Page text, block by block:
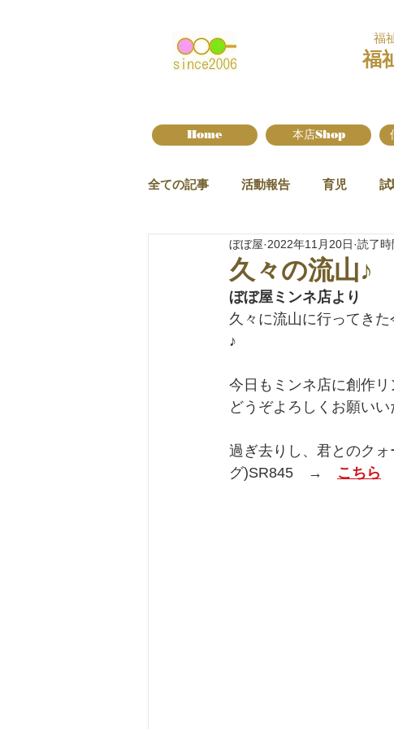
福
福
Home 本店Shop
全ての記事 活動報告 育児 試
久々の流山♪
ぼぼ屋 2022年11月20日 読了
ぼぼ屋ミンネ店より
久々に流山に行ってき
♪
今日もミンネ店に創作
どうぞよろしくお願いい
過ぎ去りし、君とのク
グ)SR845　→ こちら